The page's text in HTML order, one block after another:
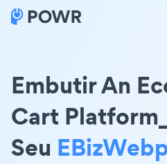
Embutir An
Cart
Seu